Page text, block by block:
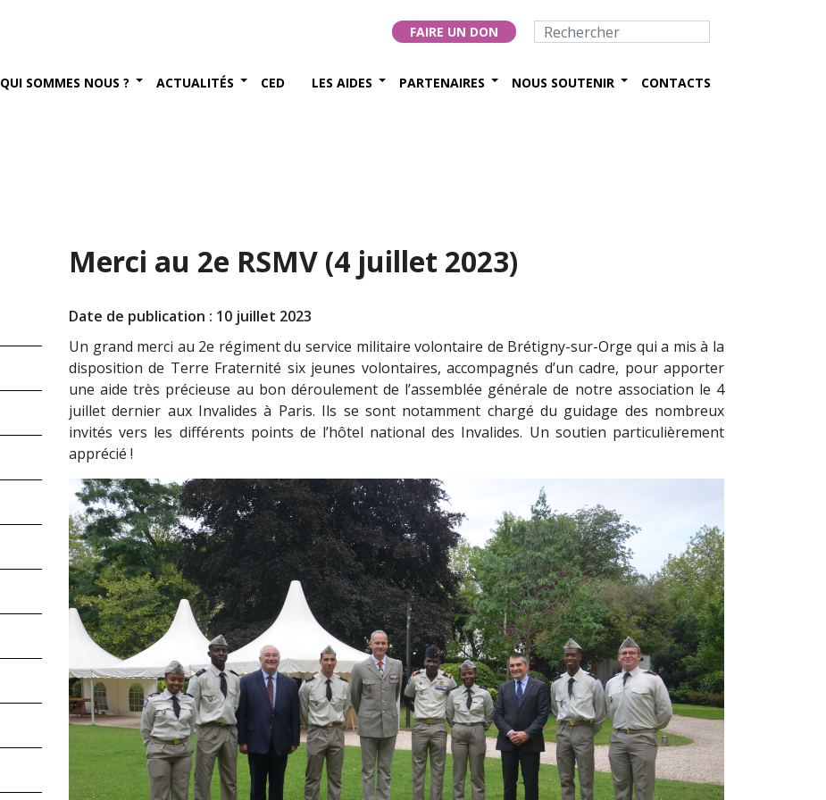
FAIRE UN DON
QUI SOMMES NOUS ? ACTUALITÉS CED LES AIDES PARTENAIRES NOUS SOUTENIR CONTACTS
Merci au 2e RSMV (4 juillet 2023)
Date de publication : 10 juillet 2023
Un grand merci au 2e régiment du service militaire volontaire de Brétigny-sur-Orge qui a mis à la
disposition de Terre Fraternité six jeunes volontaires, accompagnés d’un cadre, pour apporter
une aide très précieuse au bon déroulement de l’assemblée générale de notre association le 4
juillet dernier aux Invalides à Paris. Ils se sont notamment chargé du guidage des nombreux
invités vers les différents points de l’hôtel national des Invalides. Un soutien particulièrement
apprécié !